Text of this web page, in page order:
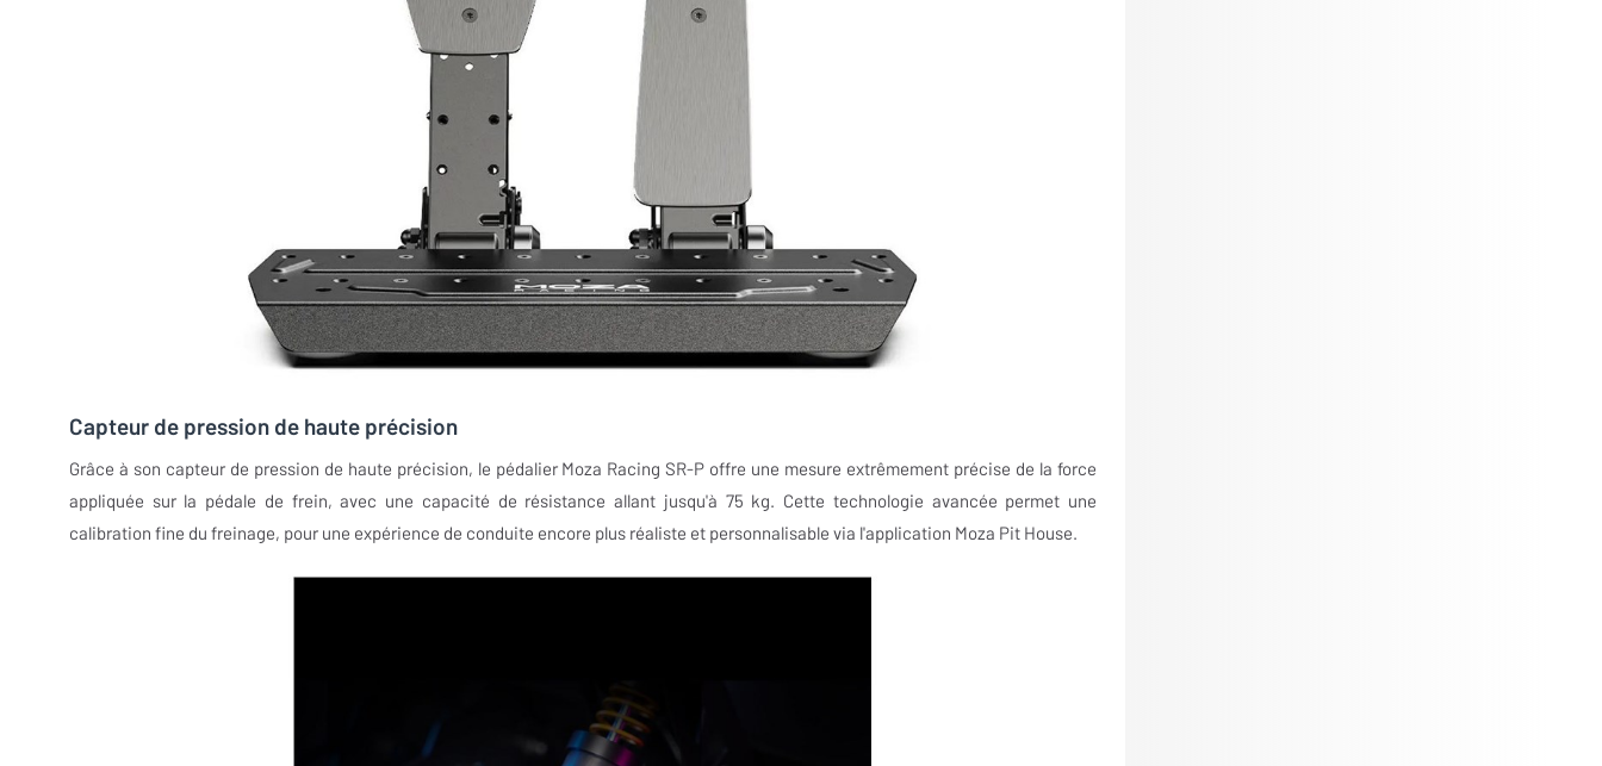
Capteur de pression de haute précision
Grâce à son capteur de pression de haute précision, le pédalier Moza Racing SR-P offre une mesure extrêmement précise de la force
appliquée sur la pédale de frein, avec une capacité de résistance allant jusqu'à 75 kg. Cette technologie avancée permet une
calibration fine du freinage, pour une expérience de conduite encore plus réaliste et personnalisable via l'application Moza Pit House.